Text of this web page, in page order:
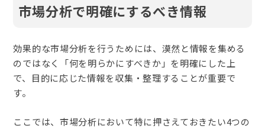
市場分析で明確にするべき情報
効果的な市場分析を行うためには、漠然と情報を集める
のではなく「何を明らかにすべきか」を明確にした上
で、目的に応じた情報を収集・整理することが重要で
す。
ここでは、市場分析において特に押さえておきたい4つの